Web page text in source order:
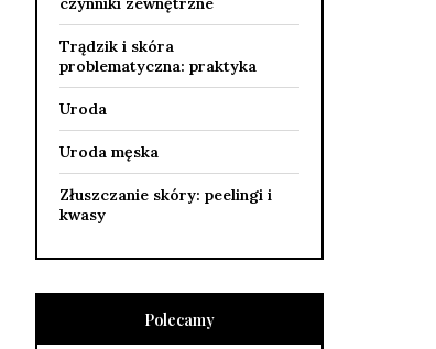
Trądzik i skóra
problematyczna: praktyka
Uroda
Uroda męska
Złuszczanie skóry: peelingi i
kwasy
Polecamy